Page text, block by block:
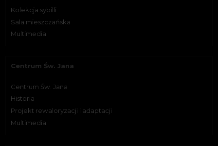
Kolekcja sybilli
Sala mieszczańska
Multimedia
Centrum Św. Jana
Centrum Św. Jana
Historia
Projekt rewaloryzacji i adaptacji
Multimedia